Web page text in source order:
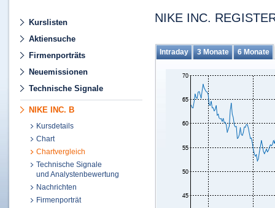
Kurslisten
Aktiensuche
Firmenporträts
Neuemissionen
Technische Signale
NIKE INC. B
Kursdetails
Chart
Chartvergleich
Technische Signale
und Analystenbewertung
Nachrichten
Firmenporträt
NIKE INC.
Intraday 3 Monate 6 Monate